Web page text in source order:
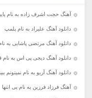
آهنگ حجت اشرف زاده به نام
دانلود آهنگ علیراد به نام پلمپ
دانلود آهنگ مرتضی پاشایی به
دانلود آهنگ دیجی پی اس به نام قرامافون
دانلود آهنگ آریو به نام نمیتونم
آهنگ فرزاد فرزین به نام بی انتها